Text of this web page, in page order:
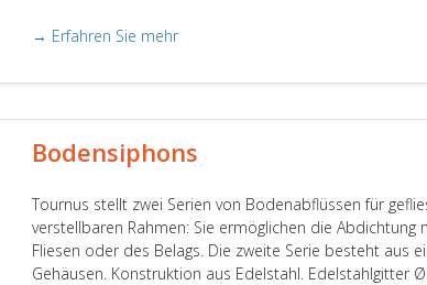
→ Erfahren Sie mehr
Bodensiphons
Tournus stellt zwei Serien von Bodenabflüssen für
verstellbaren Rahmen: Sie ermöglichen die
Fliesen oder des Belags. Die zweite Serie besteht aus
Gehäusen. Konstruktion aus Edelstahl. Edelstahlgitter